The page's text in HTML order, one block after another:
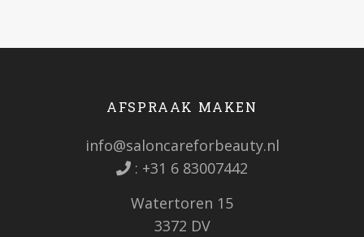
AFSPRAAK MAKEN
info@saloncareforbeauty.nl
: +31 6 83007442
Watertoren 15
3372 DV